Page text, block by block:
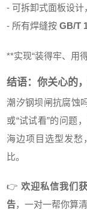
- 可拆卸式面板设计
- 所有焊缝按GB/T
**实现“装得牢、用
结语：你关心的
潮汐钢坝闸抗腐蚀
或“试试看”的问题
海边项目选型发愁
比。
👉欢迎私信我们
告，一对一帮你算